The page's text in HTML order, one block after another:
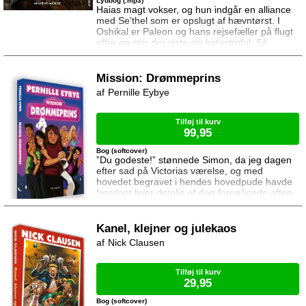
Haias magt vokser, og hun indgår en alliance
med Se’thel som er opslugt af hævntørst. I
Oshikal er Paleon og hans rejsefæller på flugt
efter en sejr der viste sig katastrofal. Så
katastrofal at Vermilla ikke ved hvordan hun
i fare. Håbløshed bringer dem til Paleons
barndomshjem, men selv her er de ikke i
sikkerhed, og Jarsala er snart nødt til at
Mission: Drømmeprins
”Du godeste!” stønnede Simon, da jeg dagen
efter sad på Victorias værelse, og med
hovedet begravet i hendes hovedpude havde
fremlagt hver detalje af den foregående aften.
”Ja, jeg veeeed det!” stønnede jeg og
åndssvagt, åndssvagt!” Jeg skulle aldrig have
ønsket mig Drømmeprinsen i
fødselsdagsgave. De hører til prinsesser, ikke
Bog (softcover)
Pernille Eybye
Tilføj til kurv
99,95
Kanel, klejner og julekaos
Bog (softcover)
Nick Clausen
Tilføj til kurv
29,95